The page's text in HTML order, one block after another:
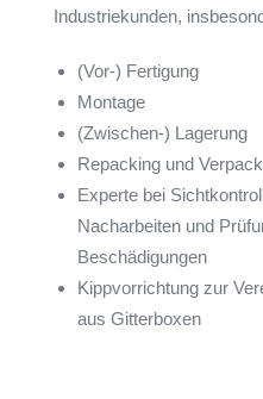
Industriekunden,
(Vor-) Fertigung
Montage
(Zwischen-) Lagerung
Repacking und
Experte bei
Nacharbeiten und
Beschädigungen
Kippvorrichtung zur
aus Gitterboxen